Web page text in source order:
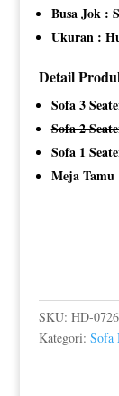
Busa Jok :
Ukuran :
Detail
Sofa 3
Sofa 2
Sofa 1
Meja Tamu
SKU: HD-0726
Kategori: Sofa